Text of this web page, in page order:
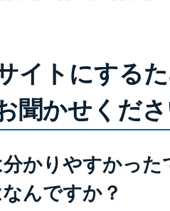
イトにする
聞かせくだ
かりやすかっ
んですか？